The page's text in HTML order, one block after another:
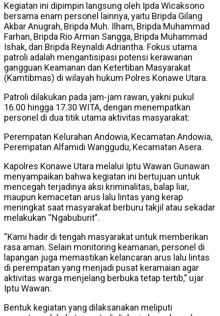
Kegiatan ini dipimpin langsung oleh Ipda Wicaksono
bersama enam personel lainnya, yaitu Bripda Gilang
Akbar Anugrah, Bripda Muh. Ilham, Bripda Muhammad
Farhan, Bripda Rio Arman Sangga, Bripda Muhammad
Ishak, dan Bripda Reynaldi Adriantha. Fokus utama
patroli adalah mengantisipasi potensi kerawanan
gangguan Keamanan dan Ketertiban Masyarakat
(Kamtibmas) di wilayah hukum Polres Konawe Utara.
Patroli dilakukan pada jam-jam rawan, yakni pukul
16.00 hingga 17.30 WITA, dengan menempatkan
personel di dua titik utama aktivitas masyarakat:
Perempatan Kelurahan Andowia, Kecamatan Andowia,
Perempatan Alfamidi Wanggudu, Kecamatan Asera.
Kapolres Konawe Utara melalui Iptu Wawan Gunawan
menyampaikan bahwa kegiatan ini bertujuan untuk
mencegah terjadinya aksi kriminalitas, balap liar,
maupun kemacetan arus lalu lintas yang kerap
meningkat saat masyarakat berburu takjil atau sekadar
melakukan “Ngabuburit”.
“Kami hadir di tengah masyarakat untuk memberikan
rasa aman. Selain monitoring keamanan, personel di
lapangan juga memastikan kelancaran arus lalu lintas
di perempatan yang menjadi pusat keramaian agar
aktivitas warga menjelang berbuka tetap tertib,” ujar
Iptu Wawan.
Bentuk kegiatan yang dilaksanakan meliputi